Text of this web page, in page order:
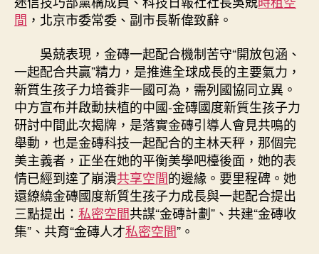
行〉
間 ，北京市委常委、副市長靳偉致辭。
吳兢表現，金磚一起配合機制苦守“開放包涵、
一起配合共贏”精力，是推進全球成長的主要氣力，
新質生孩子力培養非一國可為，需列國協同立異。
中方宣布并啟動扶植的中國-金磚國度新質生孩子力
研討中間此次揭牌，是落實金磚引導人會見共鳴的
舉動，也是金磚科技一起配合的主林天秤，那個完
美主義者，正坐在她的平衡美學吧檯後面，她的表
情已經到達了崩潰共享空間的邊緣。要里程碑。她
還繚繞金磚國度新質生孩子力成長與一起配合提出
三點提出： 私密空間共謀“金磚計劃”、共建“金磚收
集”、共育“金磚人才私密空間”。